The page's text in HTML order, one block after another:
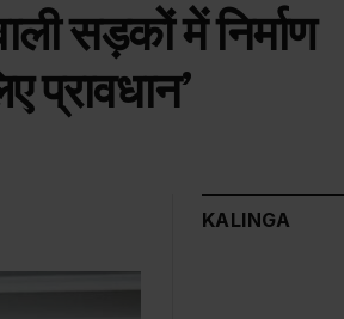
सड़कों में निर्माण
प्रावधान’
KALINGA